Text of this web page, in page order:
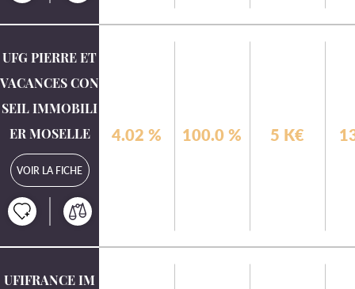
UFG PIERRE ET
VACANCES CON
SEIL IMMOBILI
ER MOSELLE
VOIR LA FICHE
4.02 % 100.0 % 5 K€
UFIFRANCE IM